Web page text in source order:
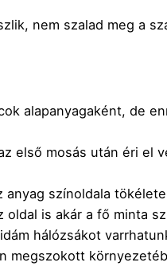
nem szalad meg a
alapanyagaként, de
első mosás után éri el
színoldala
is akár a fő minta
hálózsákot
megszokott